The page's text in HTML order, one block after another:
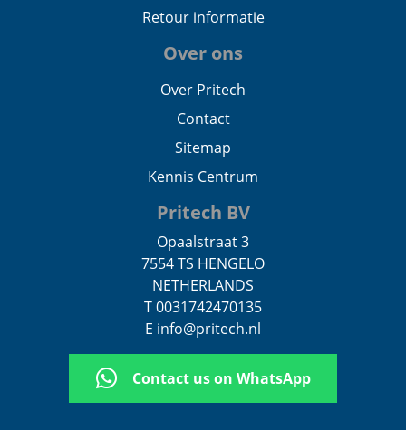
Retour informatie
Over ons
Over Pritech
Contact
Sitemap
Kennis Centrum
Pritech BV
Opaalstraat 3
7554 TS HENGELO
NETHERLANDS
T 0031742470135
E info@pritech.nl
Contact us on WhatsApp